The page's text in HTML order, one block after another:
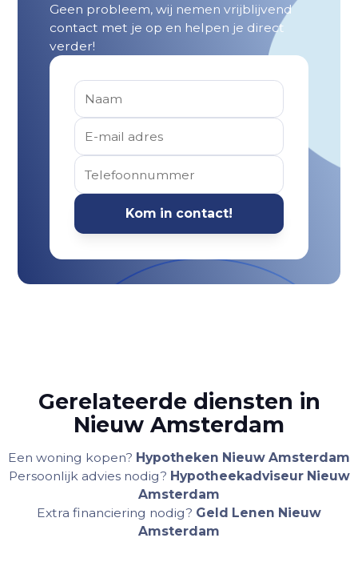
Geen probleem, wij nemen vrijblijvend
contact met je op en helpen je direct
verder!
Gerelateerde diensten in
Nieuw Amsterdam
Een woning kopen? Hypotheken Nieuw Amsterdam
Persoonlijk advies nodig? Hypotheekadviseur Nieuw
Amsterdam
Extra financiering nodig? Geld Lenen Nieuw
Amsterdam